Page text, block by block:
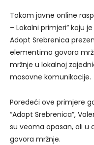
Tokom javne online
– Lokalni primjeri” koju
Adopt Srebrenica
elementima govora
mržnje u lokalnoj
masovne komunikacije.
Poredeći ove primjere
“Adopt Srebrenica”,
su veoma opasan, ali u
govora mržnje.